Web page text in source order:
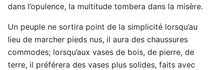
dans l’opulence, la multitude tombera dans la misère.
Un peuple ne sortira point de la simplicité lorsqu’au
lieu de marcher pieds nus, il aura des chaussures
commodes; lorsqu’aux vases de bois, de pierre, de
terre, il préférera des vases plus solides, faits avec